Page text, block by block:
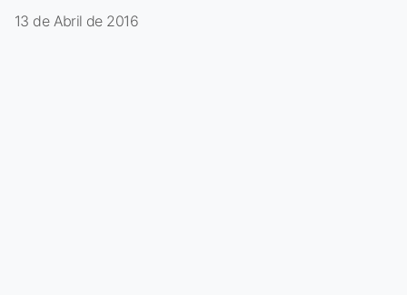
13 de Abril de 2016